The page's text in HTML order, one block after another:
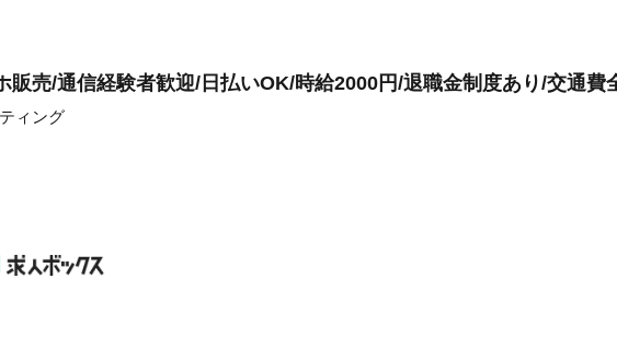
販売/通信経験者歓迎/日払いOK/時給2000円/退職金制度あり/交通費
ィング